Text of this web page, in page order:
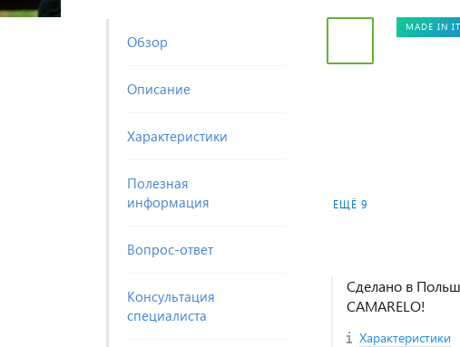
Обзор
Описание
Характеристики
Полезная
информация
Вопрос-ответ
Консультация
специалиста
ЕЩЁ 9
MADE IN
Сделано в
CAMARELO!
Характеристики